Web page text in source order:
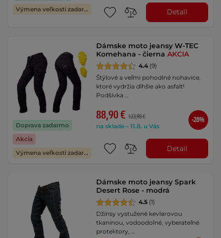
Výmena veľkosti zadarmo
Detail
Doprava zadarmo
Akcia
Výmena veľkosti zadarmo
Dámske moto jeansy W-TEC
Komehana - čiernaAKCIA
4.4 (9)
Štýlové a veľmi pohodlné nohavice,
ktoré vydržia dlhšie ako asfalt!
Podšívka …
88,90 € 123,90 €
na sklade – 11.8. u Vás
-28%
Detail
Dámske moto jeansy Spark
Desert Rose - modrá
4.5 (1)
Džínsy vystužené kevlarovou
tkaninou, vodoodolné, vyberateľné
protektory, …